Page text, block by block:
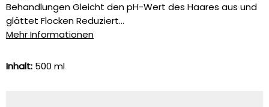
Behandlungen Gleicht den pH-Wert des Haares aus und
glättet Flocken Reduziert...
Mehr Informationen
Inhalt: 500 ml